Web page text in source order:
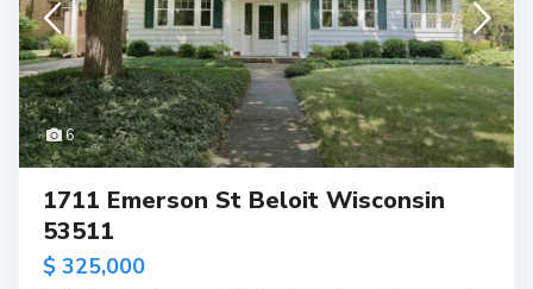
6
1711 Emerson St Beloit Wisconsin
53511
$ 325,000